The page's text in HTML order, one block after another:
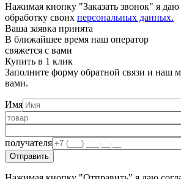
Нажимая кнопку "Заказать звонок" я даю
обработку своих персональных данных.
Ваша заявка принята
В ближайшее время наш оператор
свяжется с вами
Купить в 1 клик
Заполните форму обратной связи и наш
вами.
Имя
получателя